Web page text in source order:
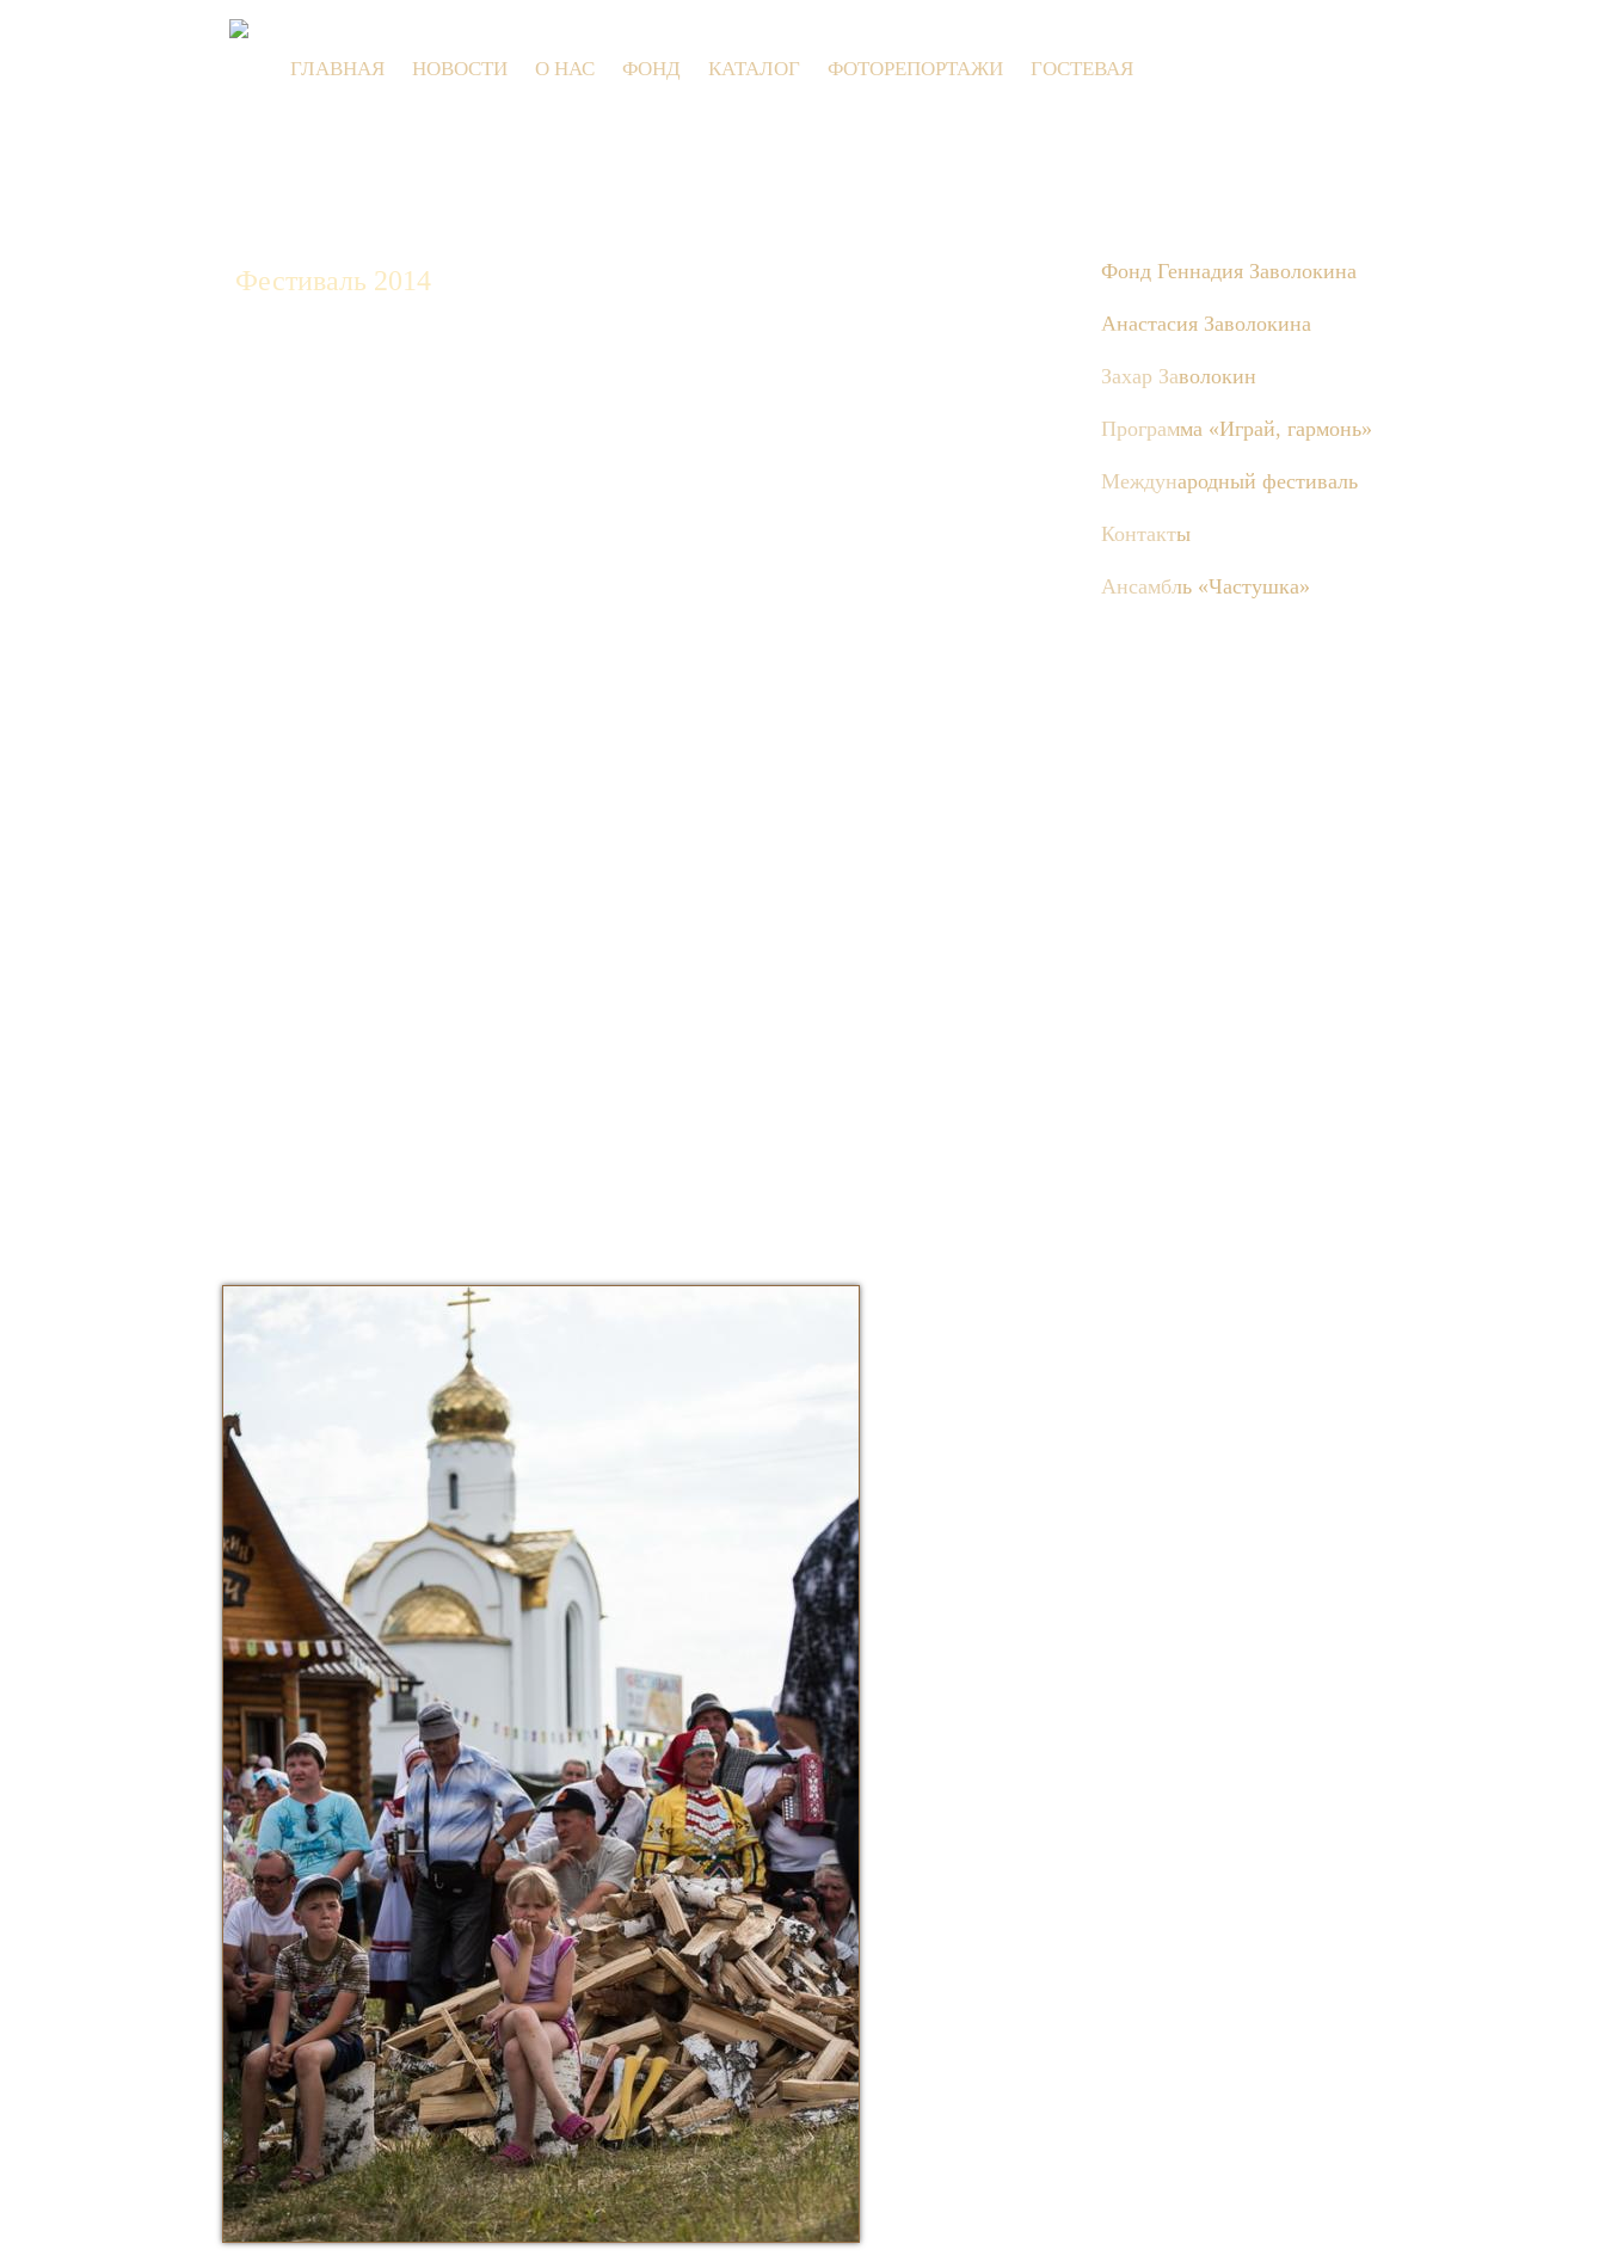
ГЛАВНАЯ НОВОСТИ О НАС ФОНД КАТАЛОГ ФОТОРЕПОРТАЖИ ГОСТЕВАЯ
Фестиваль 2014 Фонд Геннадия Заволокина
Анастасия Заволокина
Захар Заволокин
Программа «Играй, гармонь»
Международный фестиваль
Контакты
Ансамбль «Частушка»